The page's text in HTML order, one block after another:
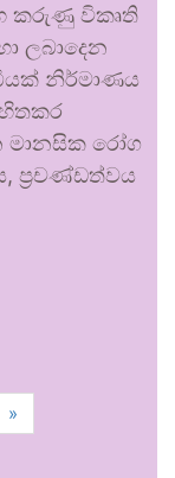
කරුණු විකෘති
ලබාදෙන
නිර්මාණය
මානසික රෝග
ප්‍රචණ්ඩත්වය
»